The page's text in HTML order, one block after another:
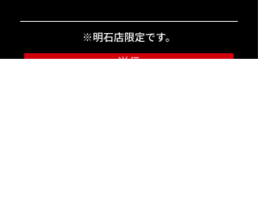
※明石店限定です。
送信